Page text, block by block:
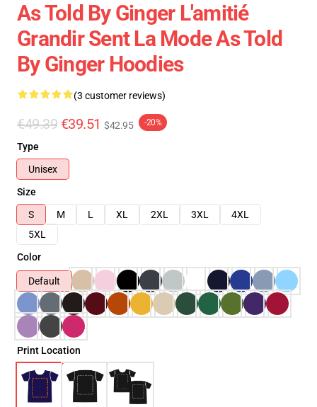
As Told By Ginger L'amitié
Grandir Sent La Mode As Told
By Ginger Hoodies
(3 customer reviews)
€49.39 €39.51 $42.95 -20%
Type
Unisex
Size
S
M L XL 2XL 3XL
4XL
5XL
Color
Default
Print Location